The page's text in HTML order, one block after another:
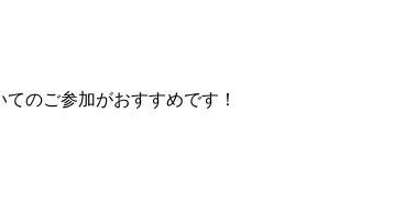
のご参加がおすすめです！